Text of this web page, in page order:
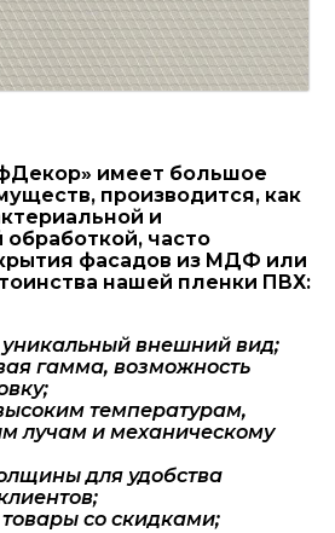
имеет большое
производится, как
и
часто
фасадов из МДФ или
нашей пленки ПВХ:
внешний вид;
гамма, возможность
температурам,
лучам и механическому
для удобства
со скидками;